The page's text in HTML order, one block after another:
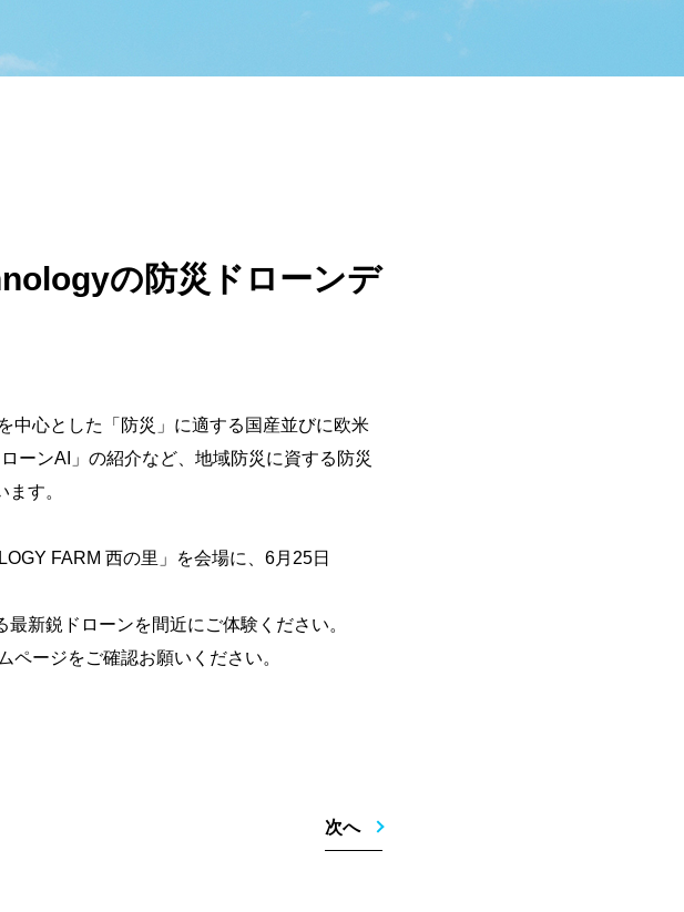
の防災ドローンデ
中心とした「防災」に適する国産並びに欧米
ローンAI 」の紹介など、地域防災に資する防災
す。
FARM 西の里」を会場に、 6月 25日
新鋭ドローンを間近にご体験ください。
ページをご確認お願いください。
次へ